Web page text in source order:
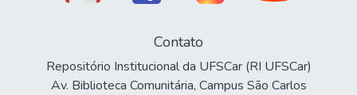
Contato
Repositório Institucional da UFSCar (RI UFSCar)
Av. Biblioteca Comunitária, Campus São Carlos